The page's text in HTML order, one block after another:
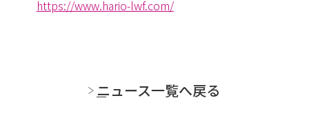
https://www.hario-lwf.com/
ニュース一覧へ戻る